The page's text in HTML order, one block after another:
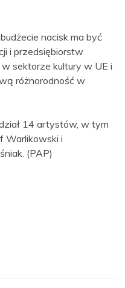
nacisk ma być
i przedsiębiorstw
w sektorze kultury w UE i
różnorodność w
14 artystów, w tym
Warlikowski i
(PAP)